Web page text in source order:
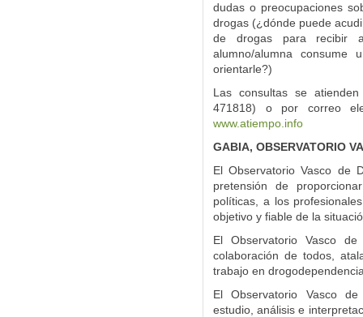
dudas o preocupaciones
drogas (¿dónde puede
de drogas para recibir
alumno/alumna consume
orientarle?)
Las consultas se
471818) o por correo
www.atiempo.info
GABIA, OBSERVATORIO
El Observatorio Vasco de
pretensión de
políticas, a los
objetivo y fiable de la
El Observatorio Vasco
colaboración de todos,
trabajo en
El Observatorio Vasco
estudio, análisis e